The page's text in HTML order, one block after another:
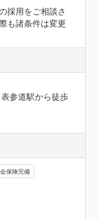
採用をご相談さ
も諸条件は変更
参道駅から徒歩
保険完備